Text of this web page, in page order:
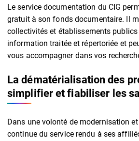
Le service documentation du CIG
gratuit à son fonds documentaire. Il
collectivités et établissements
information traitée et répertoriée et
vous accompagner dans vos
La dématérialisation des
simplifier et fiabiliser les
Dans une volonté de modernisation
continue du service rendu à ses